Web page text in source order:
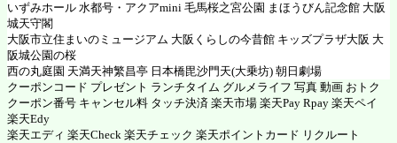
いずみホール 水都号・アクアmini 毛馬桜之宮公園 まほうびん記念館 大阪
城天守閣
大阪市立住まいのミュージアム 大阪くらしの今昔館 キッズプラザ大阪 大
阪城公園の桜
西の丸庭園 天満天神繁昌亭 日本橋毘沙門天(大乗坊) 朝日劇場
クーポンコード プレゼント ランチタイム グルメライフ 写真 動画 おトク
クーポン番号 キャンセル料 タッチ決済 楽天市場 楽天Pay Rpay 楽天ペイ
楽天Edy
楽天エディ 楽天Check 楽天チェック 楽天ポイントカード リクルート